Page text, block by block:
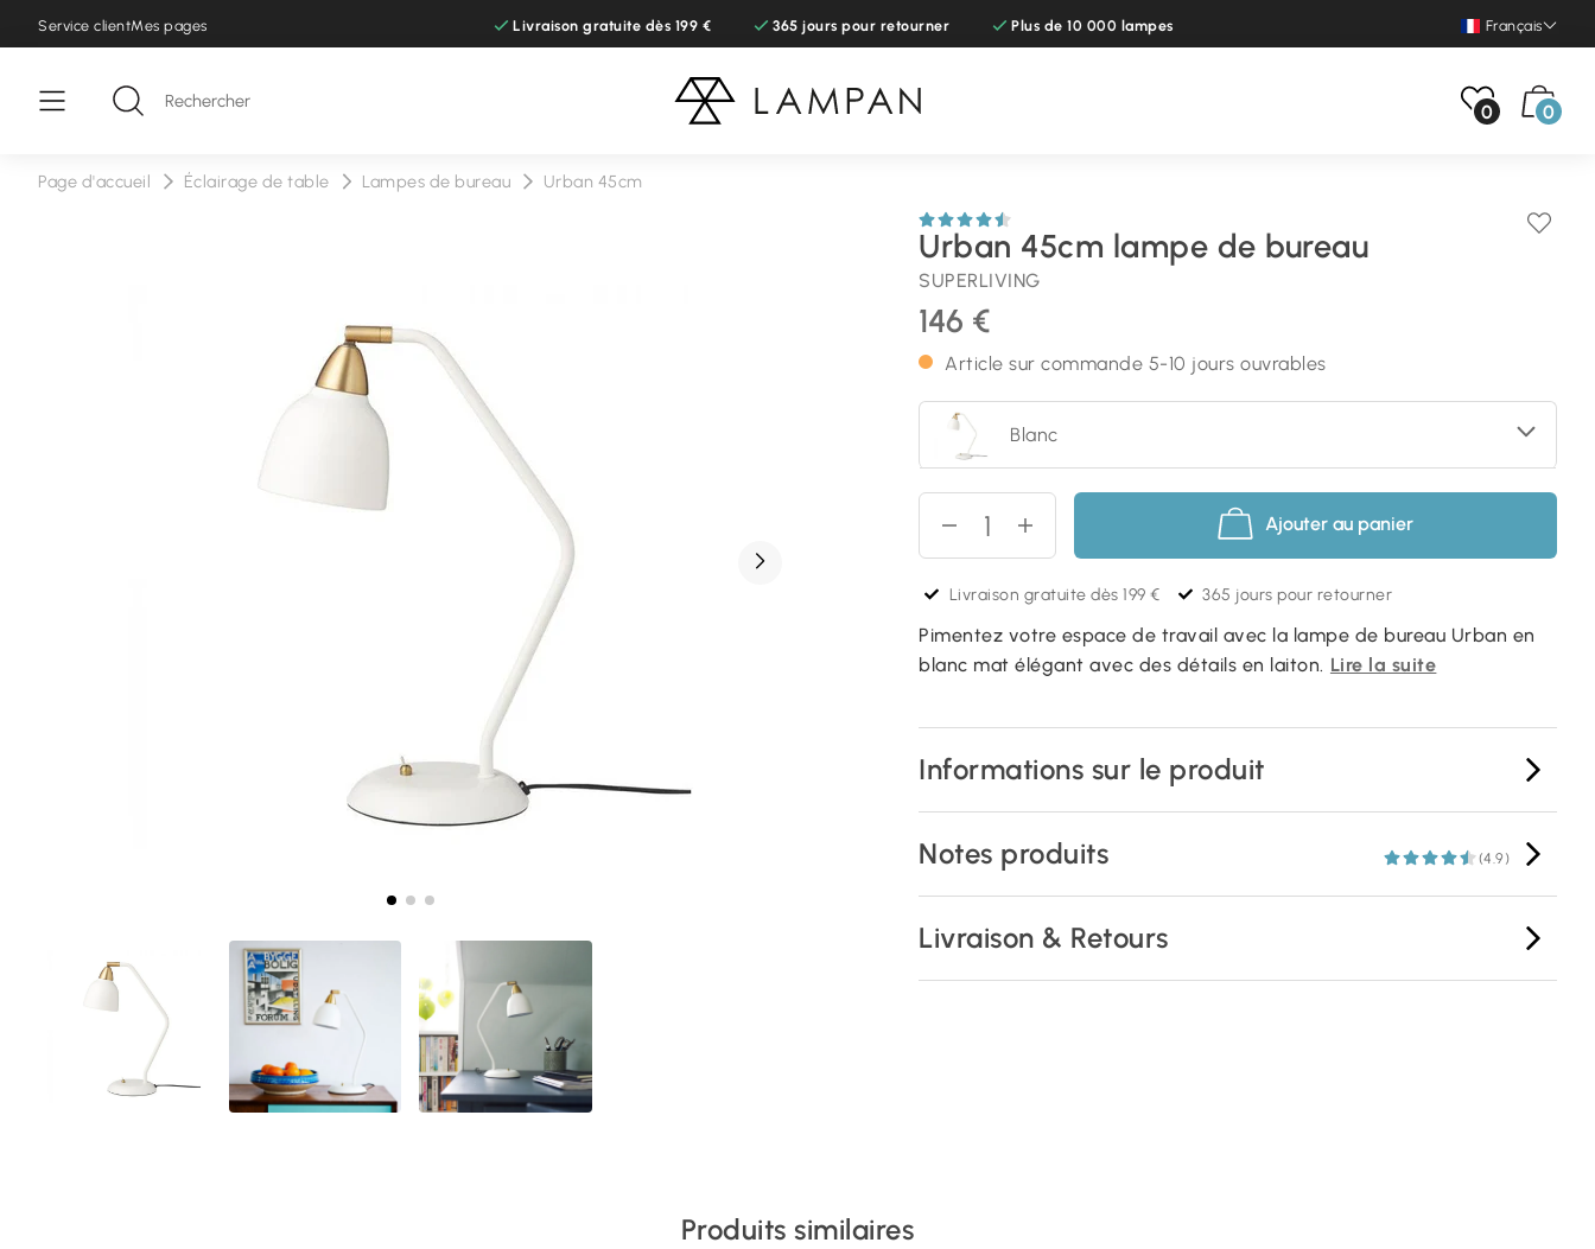
Service clientMes pages Livraison gratuite dès 199 € 365 jours pour retourner Plus de 10 000 lampes Français
0 0
Page d'accueil Éclairage de table Lampes de bureau Urban 45cm
Urban 45cm lampe de bureau
SUPERLIVING
146 €
Article sur commande 5-10 jours ouvrables
Blanc
Ajouter au panier
Livraison gratuite dès 199 € 365 jours pour retourner
Pimentez votre espace de travail avec la lampe de bureau Urban en
blanc mat élégant avec des détails en laiton. Lire la suite
Informations sur le produit
Notes produits (4.9)
Livraison & Retours
Produits similaires